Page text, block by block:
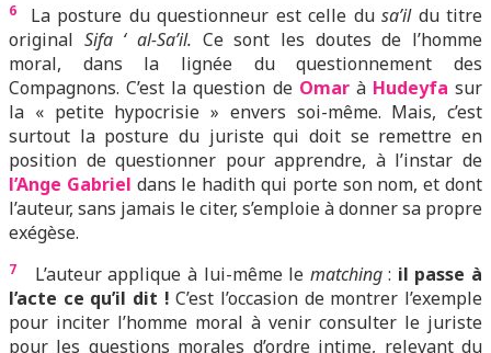
6 La posture du questionneur est celle dusa’ildu titre
original Sifa ‘ al-Sa’il. Ce sont les doutes de l’homme
moral, dans la lignée du questionnement des
Compagnons. C’est la question de Omarà Hudeyfa sur
la « petite hypocrisie » envers soi-même. Mais, c’est
surtout la posture du juriste qui doit se remettre en
position de questionner pour apprendre, à l’instar de
l’Ange Gabriel dans le hadith qui porte son nom, et dont
l’auteur, sans jamais le citer, s’emploie à donner sa propre
exégèse.
7 L’auteur applique à lui-même le matching: il passe à
l’acte ce qu’il dit ! C’est l’occasion de montrer l’exemple
pour inciter l’homme moral à venir consulter le juriste
pour les questions morales d’ordre intime, relevant du